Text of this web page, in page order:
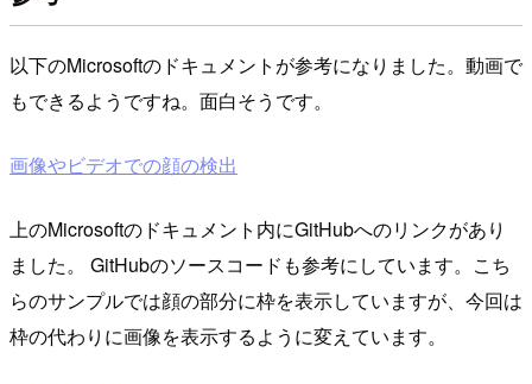
以下のMicrosoftのドキュメントが参考になりました。動画で
もできるようですね。面白そうです。
画像やビデオでの顔の検出
上のMicrosoftのドキュメント内にGitHubへのリンクがあり
ました。 GitHubのソースコードも参考にしています。こち
らのサンプルでは顔の部分に枠を表示していますが、今回は
枠の代わりに画像を表示するように変えています。